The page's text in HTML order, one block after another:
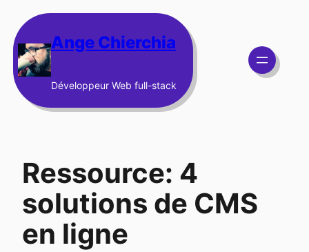
au
contenu Ange Chierchia
Développeur Web full-stack
Ressource: 4
solutions de CMS
en ligne